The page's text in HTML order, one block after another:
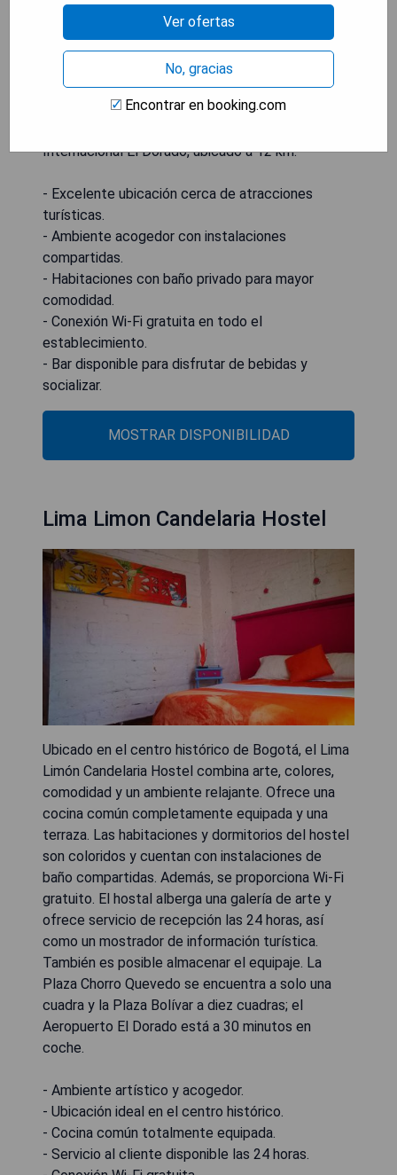
del Estadio El Campín y a 16 km del Centro
Comercial Unicentro. Entre los lugares de interés
cercanos se encuentran el Cerro Monserrate, la
Iglesia de Nuestra Señora de Candelaria, la Plaza
Bolívar, el Museo del Oro y la Plaza Rosario. El
Internacional El Dorado, ubicado a 12 km.
- Excelente ubicación cerca de atracciones
turísticas.
- Ambiente acogedor con instalaciones
compartidas.
- Habitaciones con baño privado para mayor
comodidad.
- Conexión Wi-Fi gratuita en todo el
establecimiento.
- Bar disponible para disfrutar de bebidas y
socializar.
MOSTRAR DISPONIBILIDAD
Lima Limon Candelaria Hostel
Ubicado en el centro histórico de Bogotá, el Lima
Limón Candelaria Hostel combina arte, colores,
comodidad y un ambiente relajante. Ofrece una
cocina común completamente equipada y una
terraza. Las habitaciones y dormitorios del hostel
son coloridos y cuentan con instalaciones de
baño compartidas. Además, se proporciona Wi-Fi
gratuito. El hostal alberga una galería de arte y
ofrece servicio de recepción las 24 horas, así
como un mostrador de información turística.
También es posible almacenar el equipaje. La
Plaza Chorro Quevedo se encuentra a solo una
cuadra y la Plaza Bolívar a diez cuadras; el
Aeropuerto El Dorado está a 30 minutos en
coche.
- Ambiente artístico y acogedor.
- Ubicación ideal en el centro histórico.
- Cocina común totalmente equipada.
- Servicio al cliente disponible las 24 horas.
Ver ofertas
No, gracias
Encontrar en booking.com